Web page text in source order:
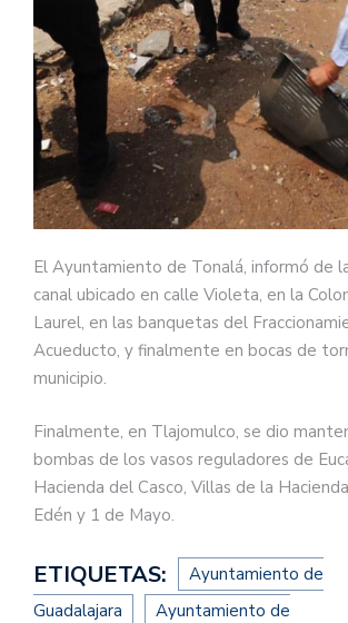
El Ayuntamiento de Tonalá, informó de
canal ubicado en calle Violeta, en la
Laurel, en las banquetas del
Acueducto, y finalmente en bocas de
municipio.
Finalmente, en Tlajomulco, se dio
bombas de los vasos reguladores de
Hacienda del Casco, Villas de la
Edén y 1 de Mayo.
ETIQUETAS:
Ayuntamiento de
Guadalajara
Ayuntamiento de